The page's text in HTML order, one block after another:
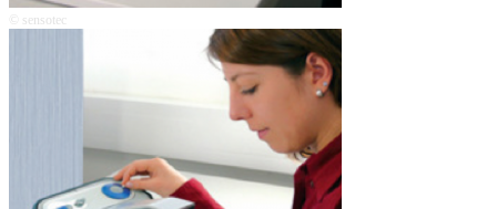
© sensotec